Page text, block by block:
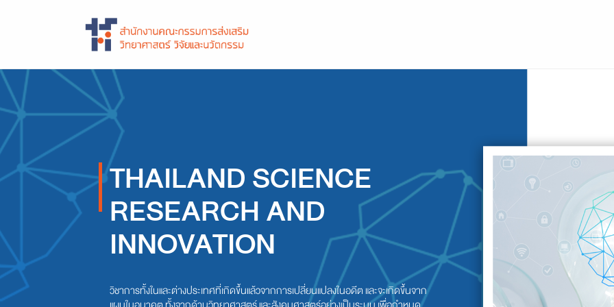
THAILAND SCIENCE
RESEARCH AND
INNOVATION
วิชาการทั้งในและต่างประเทศที่เกิดขึ้นแล้วจากการเปลี่ยนแปลงในอดีต และจะเกิดขึ้นจาก